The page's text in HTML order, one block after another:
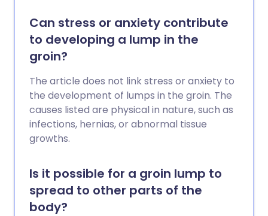
Can stress or anxiety contribute
to developing a lump in the
groin?
The article does not link stress or anxiety to
the development of lumps in the groin. The
causes listed are physical in nature, such as
infections, hernias, or abnormal tissue
growths.
Is it possible for a groin lump to
spread to other parts of the
body?